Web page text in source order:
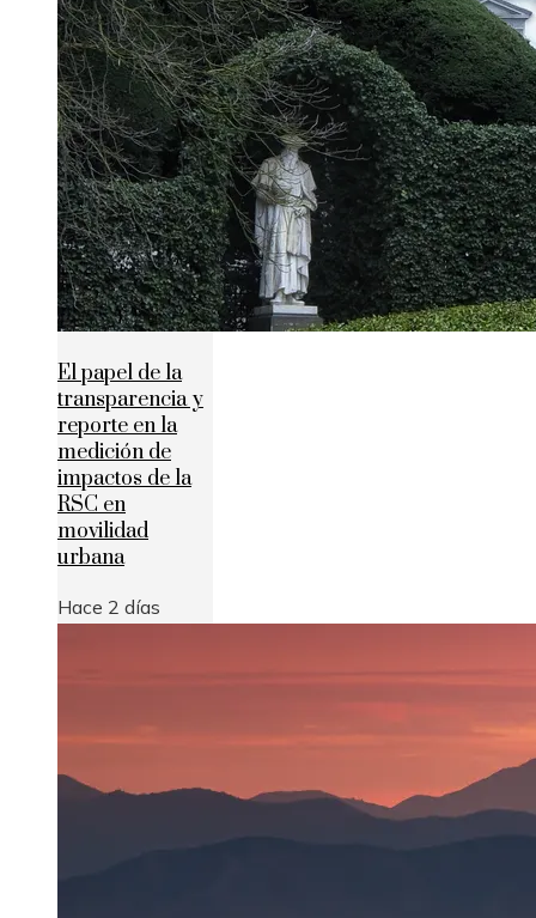
El papel de la
transparencia y
reporte en la
medición de
impactos de la
RSC en
movilidad
urbana
Hace 2 días